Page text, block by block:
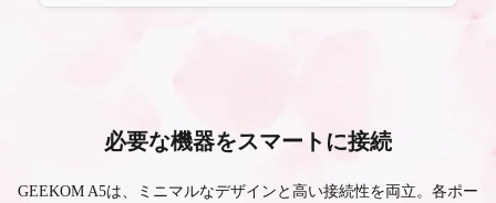
セスを実現。最大2TBまでストレージの拡張が可
必要な機器をスマートに接続
GEEKOM A5は、ミニマルなデザインと高い接続性を両立。各ポー